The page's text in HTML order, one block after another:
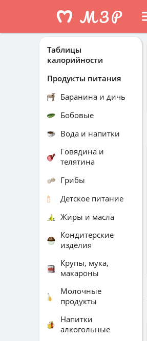
Таблицы
калорийности
Продукты питания
Баранина и дичь
Бобовые
Вода и напитки
Говядина и
телятина
Грибы
Детское питание
Жиры и масла
Кондитерские
изделия
Крупы, мука,
макароны
Молочные
продукты
Напитки
алкогольные